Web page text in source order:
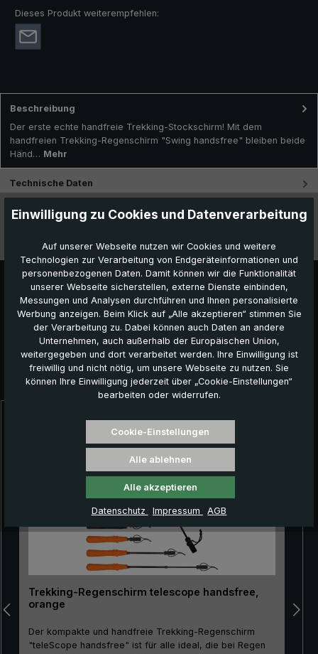
Dieses Produkt weiterempfehlen:
Beschreibung
Der erste echte handfreie Trekking-Stockschirm! Mit dem
handfreien Trekking-Regenschirm "Swing handsfree" bleiben beide
Händ… Mehr
Technische Daten
Besonderheiten
Das könnte Ihnen auch gefallen:
Trekking-Regenschirm telescope handsfree,
orange
Der kompakte und handfreie Trekking-Regenschirm
"teleScope handsfree" ist für alle ideal, die bei Regen
Einwilligung zu Cookies und Datenverarbeitung
Auf unserer Webseite nutzen wir Cookies und weitere
Technologien zur Verarbeitung von Endgeräteinformationen und
personenbezogenen Daten. Damit können wir die Funktionalität
unserer Webseite sicherstellen, externe Dienste einbinden,
Messungen und Analysen durchführen und Ihnen personalisierte
Werbung anzeigen. Beim Klick auf „Alle akzeptieren“ stimmen Sie
der Verarbeitung zu. Dabei können auch Daten an andere
Unternehmen, auch außerhalb der Europäischen Union,
weitergegeben und dort verarbeitet werden. Ihre Einwilligung ist
freiwillig und nicht nötig, um unsere Webseite zu nutzen. Sie
können Ihre Einwilligung jederzeit über „Cookie-Einstellungen“
bearbeiten oder widerrufen.
Cookie-Einstellungen
Alle ablehnen
Alle akzeptieren
Datenschutz Impressum AGB